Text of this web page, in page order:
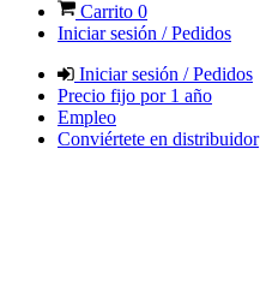
Carrito 0
Iniciar sesión / Pedidos
Iniciar sesión / Pedidos
Precio fijo por 1 año
Empleo
Conviértete en distribuidor